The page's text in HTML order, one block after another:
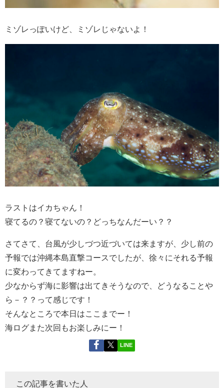
ミゾレっぽいけど、ミゾレじゃないよ！
ラストはイカちゃん！
寝てるの？寝てないの？どっちなんだーい？？
さてさて、台風が少しづつ近づいては来ますが、少し前の
予報では沖縄本島直撃コースでしたが、徐々にそれる予報
に変わってきてますねー。
少なからず海に影響は出てきそうなので、どうなることや
ら－？？って感じです！
そんなところで本日はここまでー！
海ログまた次回もお楽しみにー！
LINE
この記事を書いた人